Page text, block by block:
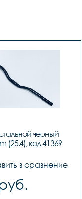
черный
(25.4), код 41369
в сравнение